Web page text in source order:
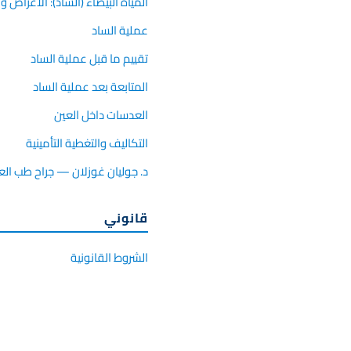
عملية الساد
تقييم ما قبل عملية الساد
المتابعة بعد عملية الساد
العدسات داخل العين
التكاليف والتغطية التأمينية
د. جوليان غوزلان — جراح طب
قانوني
الشروط القانونية